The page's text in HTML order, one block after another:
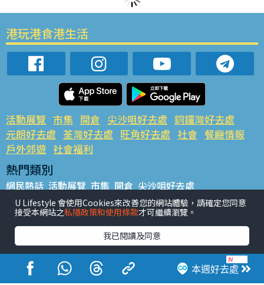
本週好去處
港玩港食港生活
活動展覽 市集 開倉 尖沙咀好去處 銅鑼灣好去處
元朗好去處 荃灣好去處 旺角好去處 社會 餐廳情報
戶外郊遊 社會福利
熱門類別
網民熱話 活動展覽 市集 開倉 尖沙咀好去處
銅鑼灣好去處 元朗好去處 荃灣好去處 旺角好去處 社會
餐廳情報 戶外郊遊
熱門標籤
#UGO搵好去處 #人氣活動推介 #美食社群熱話
#親子玩樂好去處
#ULifestyle應用程式
#限時搶
#UJetso禮物放送
#ULifestyle商戶中心 #著數 #網絡熱話
U Lifestyle 會使用Cookies來改善您的網站體驗，請確定您同意
接受本網站之私隱政策和使用條款才可繼續瀏覽。
我已閱讀及同意